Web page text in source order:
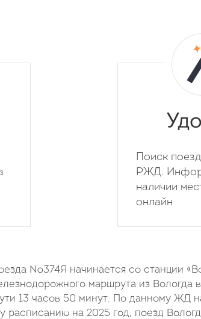
Поиск
РЖД.
наличии
онлайн
№374Я начинается со станции
маршрута из Вологда
13 часов 50 минут. По данному ЖД
расписанию на 2025 год, поезд